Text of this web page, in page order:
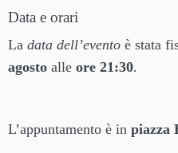
Data e orari
La data dell’evento è stata
agosto alle ore 21:30.
L’appuntamento è in piazza